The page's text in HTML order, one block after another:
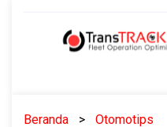
Beranda
Otomotips